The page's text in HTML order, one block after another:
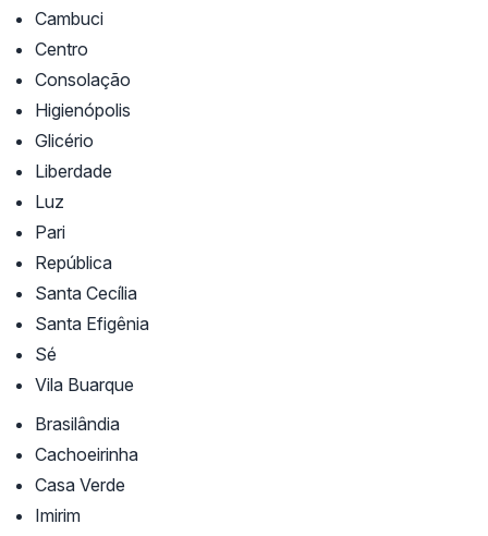
Cambuci
Centro
Consolação
Higienópolis
Glicério
Liberdade
Luz
Pari
República
Santa Cecília
Santa Efigênia
Sé
Vila Buarque
Brasilândia
Cachoeirinha
Casa Verde
Imirim